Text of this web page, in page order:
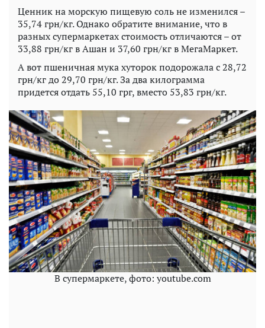
Ценник на морскую пищевую соль не изменился –
35,74 грн/кг. Однако обратите внимание, что в
разных супермаркетах стоимость отличаются – от
33,88 грн/кг в Ашан и 37,60 грн/кг в МегаМаркет.
А вот пшеничная мука хуторок подорожала с 28,72
грн/кг до 29,70 грн/кг. За два килограмма
придется отдать 55,10 грг, вместо 53,83 грн/кг.
В супермаркете, фото: youtube.com